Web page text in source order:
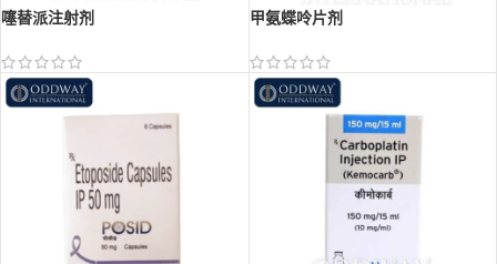
噻替派注射剂 甲氨蝶呤片剂